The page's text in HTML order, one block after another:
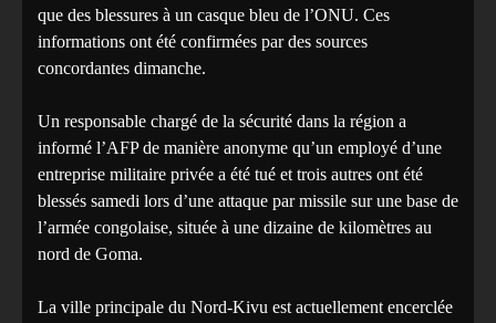
que des blessures à un casque bleu de l’ONU. Ces
informations ont été confirmées par des sources
concordantes dimanche.
Un responsable chargé de la sécurité dans la région a
informé l’AFP de manière anonyme qu’un employé d’une
entreprise militaire privée a été tué et trois autres ont été
blessés samedi lors d’une attaque par missile sur une base de
l’armée congolaise, située à une dizaine de kilomètres au
nord de Goma.
La ville principale du Nord-Kivu est actuellement encerclée